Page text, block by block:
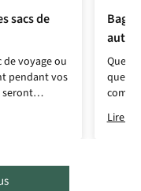
sacs de
voyage ou
pendant vos
seront
Que
quelle
Lire la